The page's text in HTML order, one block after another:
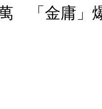
「金庸」